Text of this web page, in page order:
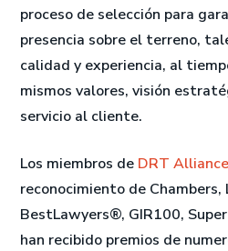
proceso de selección para
presencia sobre el terreno,
calidad y experiencia, al
mismos valores, visión
servicio al cliente.
Los miembros de DRT Alliance
reconocimiento de Chambers,
BestLawyers®, GIR100,
han recibido premios de